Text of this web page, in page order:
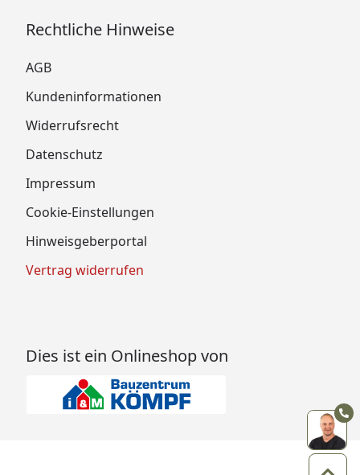
Rechtliche Hinweise
AGB
Kundeninformationen
Widerrufsrecht
Datenschutz
Impressum
Cookie-Einstellungen
Hinweisgeberportal
Vertrag widerrufen
Dies ist ein Onlineshop von